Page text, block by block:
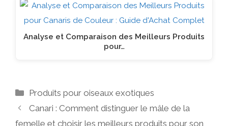
Analyse et Comparaison des Meilleurs Produits
pour…
Catégories
Produits pour oiseaux exotiques
Canari : Comment distinguer le mâle de la
femelle et choisir les meilleurs produits pour son